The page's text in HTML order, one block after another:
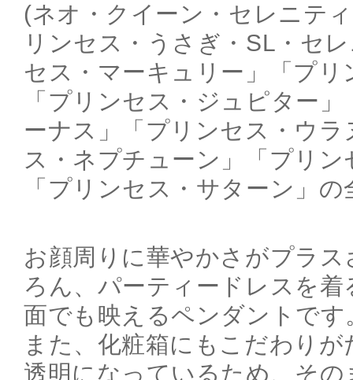
(ネオ・クイーン・セレニテ
リンセス・うさぎ・SL・セ
セス・マーキュリー」「プリ
「プリンセス・ジュピター
ーナス」「プリンセス・ウ
ス・ネプチューン」「プリ
「プリンセス・サターン」
お顔周りに華やかさがプラ
ろん、パーティードレスを
面でも映えるペンダントです
また、化粧箱にもこだわり
透明になっているため、そ